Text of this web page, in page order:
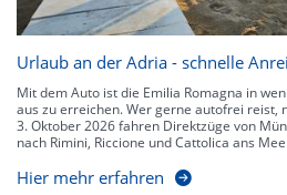
Urlaub an der Adria - schnelle
Mit dem Auto ist die Emilia Romagna in
aus zu erreichen. Wer gerne autofrei reist,
3. Oktober 2026 fahren Direktzüge von
nach Rimini, Riccione und Cattolica ans
Hier mehr erfahren